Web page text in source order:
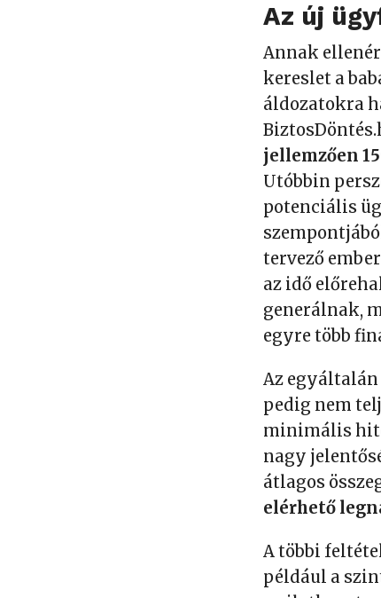
Az új
Annak
kereslet a
áldozatokra
jellemzően
Utóbbin
potenciális
tervező
az idő
generálnak,
egyre több
Az
pedig nem
minimális
nagy
átlagos
elérhető
A többi
például a